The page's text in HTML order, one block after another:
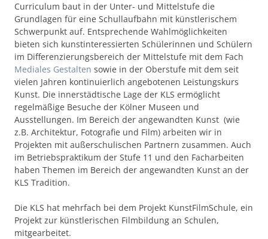
Curriculum baut in der Unter- und Mittelstufe die
Grundlagen für eine Schullaufbahn mit künstlerischem
Schwerpunkt auf. Entsprechende Wahlmöglichkeiten
bieten sich kunstinteressierten Schülerinnen und Schülern
im Differenzierungsbereich der Mittelstufe mit dem Fach
Mediales Gestalten sowie in der Oberstufe mit dem seit
vielen Jahren kontinuierlich angebotenen Leistungskurs
Kunst. Die innerstädtische Lage der KLS ermöglicht
regelmäßige Besuche der Kölner Museen und
Ausstellungen. Im Bereich der angewandten Kunst (wie
z.B. Architektur, Fotografie und Film) arbeiten wir in
Projekten mit außerschulischen Partnern zusammen. Auch
im Betriebspraktikum der Stufe 11 und den Facharbeiten
haben Themen im Bereich der angewandten Kunst an der
KLS Tradition.
Die KLS hat mehrfach bei dem Projekt KunstFilmSchule, ein
Projekt zur künstlerischen Filmbildung an Schulen,
mitgearbeitet.